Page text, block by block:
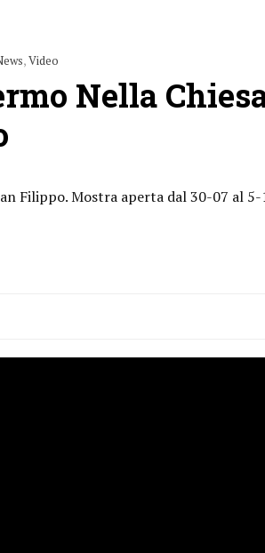
,Video
Nella
Filippo. Mostra aperta dal 30-07 al 5-